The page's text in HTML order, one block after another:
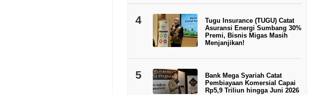
4
Tugu Insurance (TUGU) Catat
Asuransi Energi Sumbang 30%
Premi, Bisnis Migas Masih
Menjanjikan!
5
Bank Mega Syariah Catat
Pembiayaan Komersial Capai
Rp5,9 Triliun hingga Juni 2026